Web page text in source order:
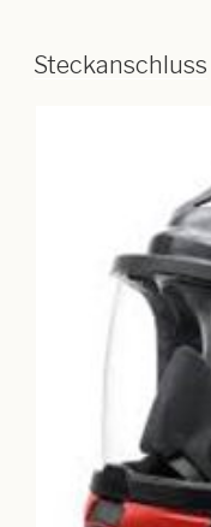
Steckanschluss